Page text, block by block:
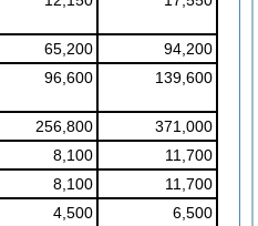
65,200
94,200
96,600 139,600
256,800
371,000
8,100
11,700
8,100
11,700
4,500
6,500